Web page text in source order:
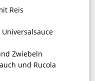
Reis
Zwiebeln
und Rucola